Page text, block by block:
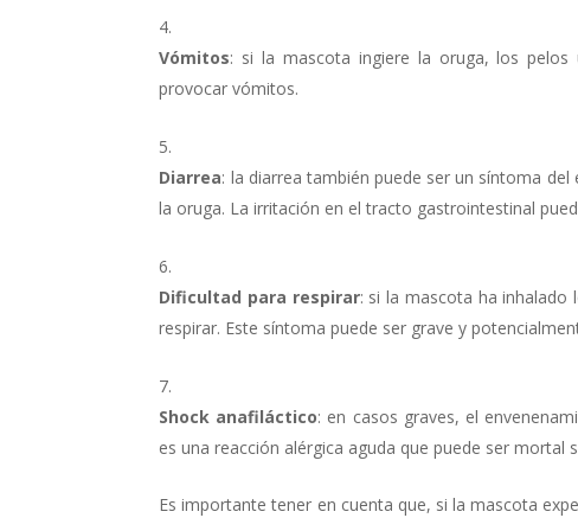
Vómitos: si la mascota ingiere la oruga, los
provocar vómitos.
Diarrea: la diarrea también puede ser un síntoma
la oruga. La irritación en el tracto gastrointestinal
Dificultad para respirar: si la mascota ha inhalado
respirar. Este síntoma puede ser grave y
Shock anafiláctico: en casos graves, el
es una reacción alérgica aguda que puede ser mortal
Es importante tener en cuenta que, si la mascota